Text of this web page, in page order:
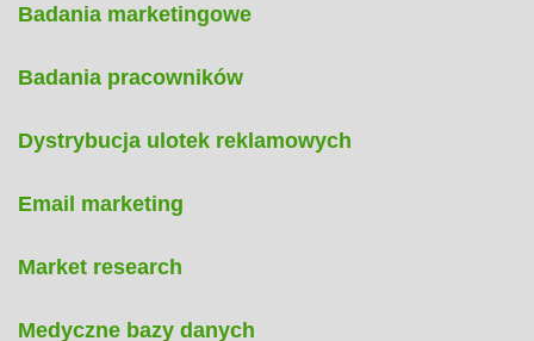
Badania marketingowe
Badania pracowników
Dystrybucja ulotek reklamowych
Email marketing
Market research
Medyczne bazy danych